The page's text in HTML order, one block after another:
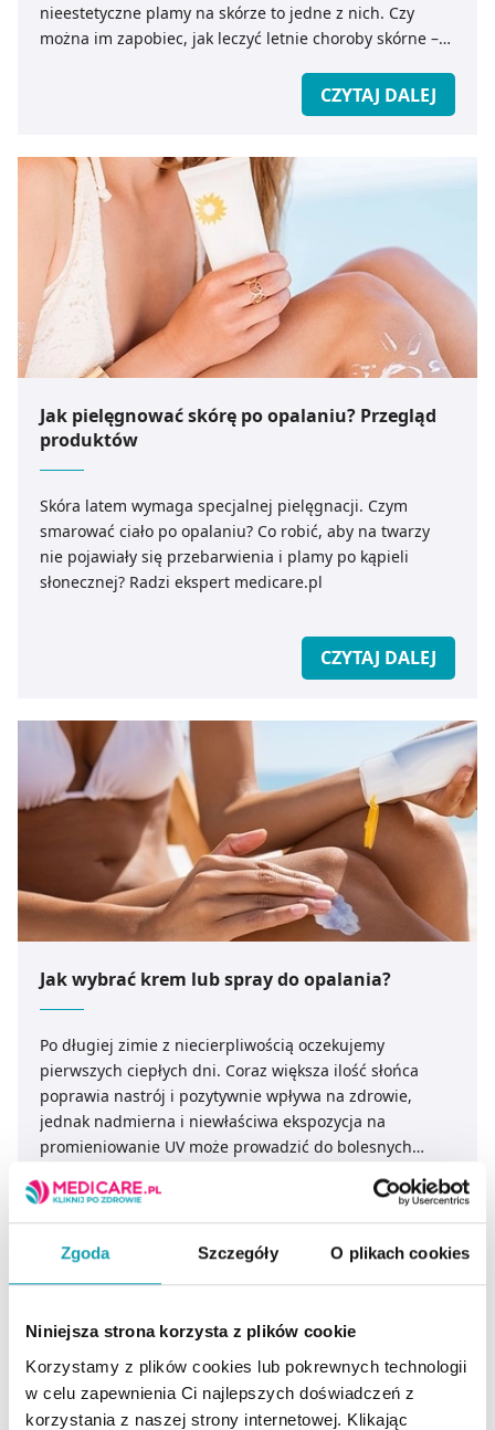
Zgoda Szczegóły O plikach cookies
Niniejsza strona korzysta z plików cookie
Korzystamy z plików cookies lub pokrewnych technologii
w celu zapewnienia Ci najlepszych doświadczeń z
korzystania z naszej strony internetowej. Klikając
nieestetyczne plamy na skórze to jedne z nich. Czy
można im zapobiec, jak leczyć letnie choroby skórne –
CZYTAJ DALEJ
Jak pielęgnować skórę po opalaniu? Przegląd
produktów
Skóra latem wymaga specjalnej pielęgnacji. Czym
smarować ciało po opalaniu? Co robić, aby na twarzy
nie pojawiały się przebarwienia i plamy po kąpieli
słonecznej? Radzi ekspert medicare.pl
CZYTAJ DALEJ
Jak wybrać krem lub spray do opalania?
Po długiej zimie z niecierpliwością oczekujemy
pierwszych ciepłych dni. Coraz większa ilość słońca
poprawia nastrój i pozytywnie wpływa na zdrowie,
jednak nadmierna i niewłaściwa ekspozycja na
promieniowanie UV może prowadzić do bolesnych
powstawania przebarwień. Warto pamiętać, że
promieniowanie ultrafioletowe oddziałuje na skórę
przez cały rok, również w dni pochmurne, dlatego
preparatu nie zawsze jest prosty – dostępne kremy,
rodzajem zastosowanych filtrów oraz przeznaczeniem.
Jak wybrać produkt, który zapewni skuteczną ochronę i
CZYTAJ DALEJ